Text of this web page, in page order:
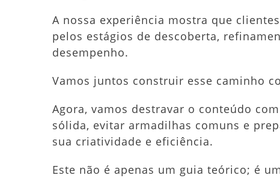
A nossa experiência mostra que
pelos estágios de descoberta,
desempenho.
Vamos juntos construir esse caminho
Agora, vamos destravar o conteúdo
sólida, evitar armadilhas comuns e
sua criatividade e eficiência.
Este não é apenas um guia teórico; é